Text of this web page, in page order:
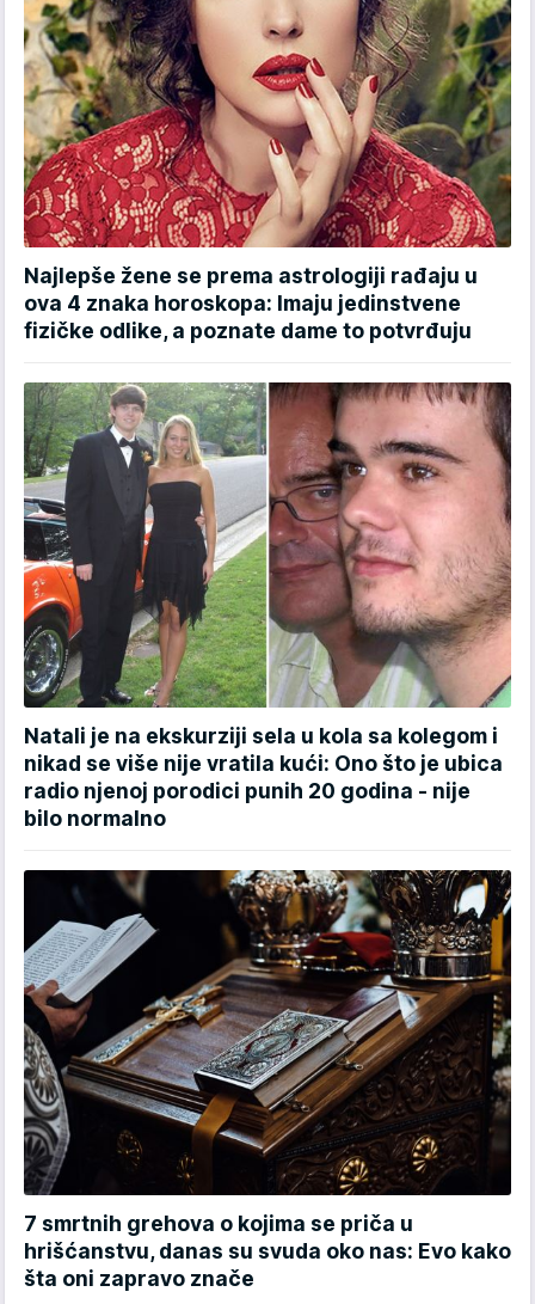
Najlepše žene se prema astrologiji rađaju u
ova 4 znaka horoskopa: Imaju jedinstvene
fizičke odlike, a poznate dame to potvrđuju
Natali je na ekskurziji sela u kola sa kolegom i
nikad se više nije vratila kući: Ono što je ubica
radio njenoj porodici punih 20 godina - nije
bilo normalno
7 smrtnih grehova o kojima se priča u
hrišćanstvu, danas su svuda oko nas: Evo kako
šta oni zapravo znače